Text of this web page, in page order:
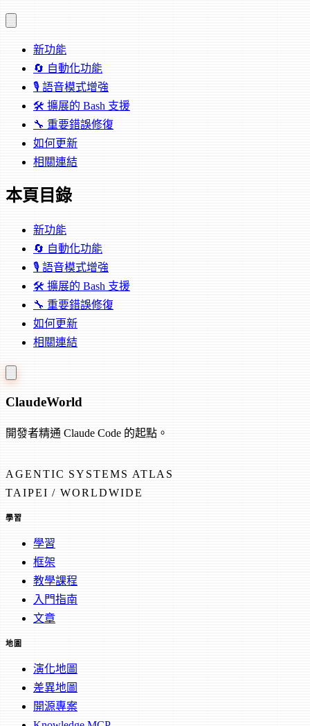
新功能
🔄 自動化功能
🎙️ 語音模式增強
🛠️ 擴展的 Bash 支援
🔧 重要錯誤修復
如何更新
相關連結
本頁目錄
新功能
🔄 自動化功能
🎙️ 語音模式增強
🛠️ 擴展的 Bash 支援
🔧 重要錯誤修復
如何更新
相關連結
ClaudeWorld
開發者精通 Claude Code 的起點。
AGENTIC SYSTEMS ATLAS
TAIPEI / WORLDWIDE
學習
學習
框架
教學課程
入門指南
文章
地圖
演化地圖
差異地圖
開源專案